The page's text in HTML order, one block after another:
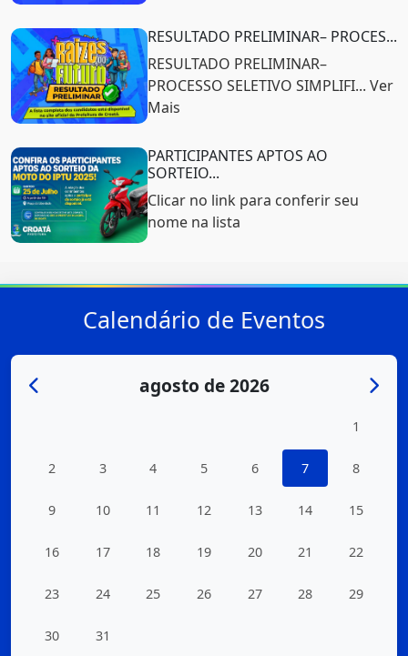
RESULTADO PRELIMINAR– PROCES...
RESULTADO PRELIMINAR–
PROCESSO SELETIVO SIMPLIFI... Ver
Mais
PARTICIPANTES APTOS AO
SORTEIO...
Clicar no link para conferir seu
nome na lista
Calendário de Eventos
agosto de 2026
1
2 3 4 5 6 7 8
9 10 11 12 13 14 15
16 17 18 19 20 21 22
23 24 25 26 27 28 29
30 31